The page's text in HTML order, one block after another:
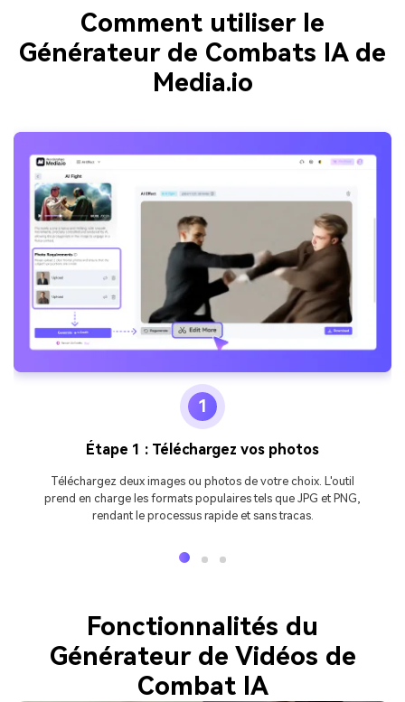
Comment utiliser le
Générateur de Combats IA de
Media.io
1
Étape 1 : Téléchargez vos photos
Téléchargez deux images ou photos de votre choix. L'outil
prend en charge les formats populaires tels que JPG et PNG,
rendant le processus rapide et sans tracas.
Fonctionnalités du
Générateur de Vidéos de
Combat IA